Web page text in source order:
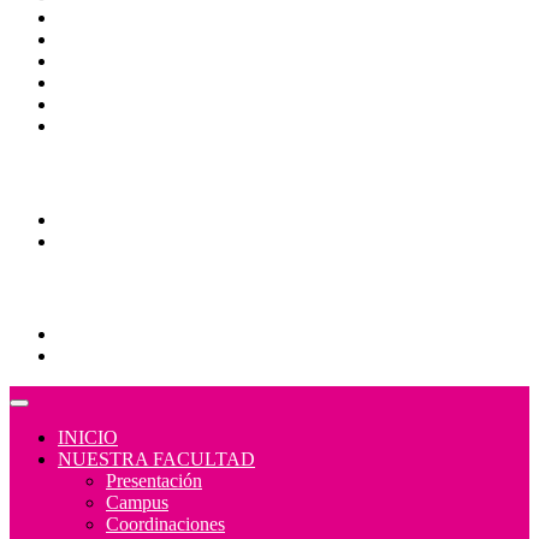
INICIO
NUESTRA FACULTAD
Presentación
Campus
Coordinaciones